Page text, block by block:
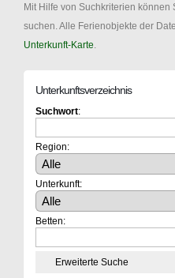
Mit Hilfe von Suchkriterien
suchen. Alle Ferienobjekte der
Unterkunft-Karte
Unterkunftsverzeichnis
Suchwort:
Region:
Unterkunft:
Betten:
Erweiterte Suche